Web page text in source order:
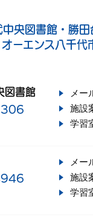
央図書館・勝田
ーエンス八千代
図書館
メー
施設
学習
メー
施設
学習